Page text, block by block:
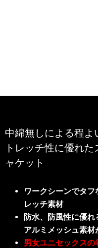
中綿無しによる程よ
トレッチ性に優れ
ャケット
ワークシーンでタ
レッチ素材
防水、防風性に優
アルミメッシュ素
男女ユニセックスの